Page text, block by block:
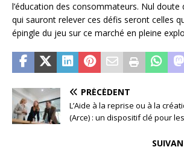
l’éducation des consommateurs. Nul doute
qui sauront relever ces défis seront celles
épingle du jeu sur ce marché en pleine
PRÉCÉDENT
L’Aide à la reprise ou à la
(Arce) : un dispositif clé pour